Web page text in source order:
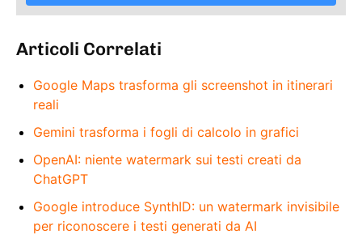
Articoli Correlati
Google Maps trasforma gli screenshot in itinerari
reali
Gemini trasforma i fogli di calcolo in grafici
OpenAI: niente watermark sui testi creati da
ChatGPT
Google introduce SynthID: un watermark invisibile
per riconoscere i testi generati da AI